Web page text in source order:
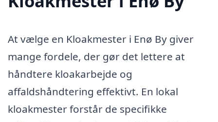
At vælge en Kloakmester i Enø By giver
mange fordele, der gør det lettere at
håndtere kloakarbejde og
affaldshåndtering effektivt. En lokal
kloakmester forstår de specifikke